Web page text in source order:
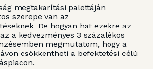
megtakarítási palettáján
szerepe van az
De hogyan hat ezekre az
a kedvezményes 3 százalékos
megmutatom, hogy a
csökkentheti a befektetési célú